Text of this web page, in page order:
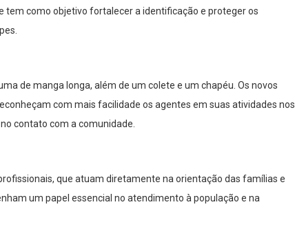
tem como objetivo fortalecer a identificação e proteger os
de manga longa, além de um colete e um chapéu. Os novos
com mais facilidade os agentes em suas atividades nos
contato com a comunidade.
que atuam diretamente na orientação das famílias e
um papel essencial no atendimento à população e na